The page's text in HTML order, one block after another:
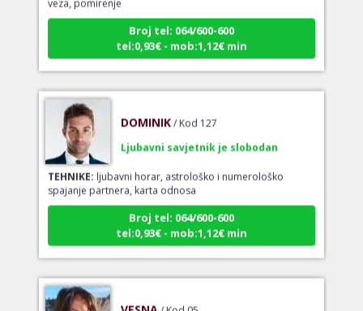
Broj tel: 064/600-600
tel:0,93€ - mob:1,12€ min
Ljubavni savjetnik je slobodan
TEHNIKE:ljubavni horar, astrološko i numerološko
spajanje partnera, karta odnosa
Broj tel: 064/600-600
tel:0,93€ - mob:1,12€ min